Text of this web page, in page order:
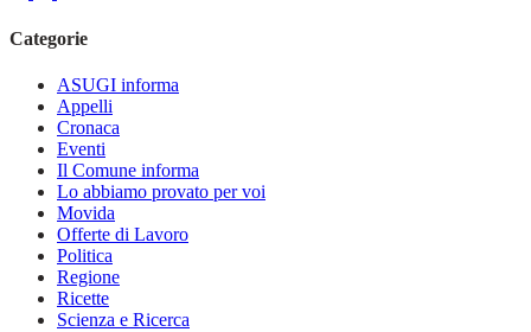
Categorie
ASUGI informa
Appelli
Cronaca
Eventi
Il Comune informa
Lo abbiamo provato per voi
Movida
Offerte di Lavoro
Politica
Regione
Ricette
Scienza e Ricerca